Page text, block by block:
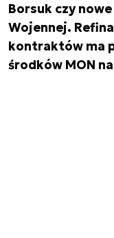
Borsuk czy
Wojennej.
kontraktów ma
środków MON